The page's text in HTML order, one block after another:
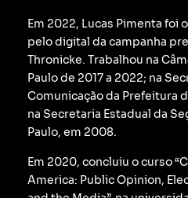
Em 2022, Lucas Pimenta foi
pelo digital da campanha
Thronicke. Trabalhou na
Paulo de 2017 a 2022; na
Comunicação da Prefeitura
na Secretaria Estadual da
Paulo, em 2008.
Em 2020, concluiu o curso
America: Public Opinion,